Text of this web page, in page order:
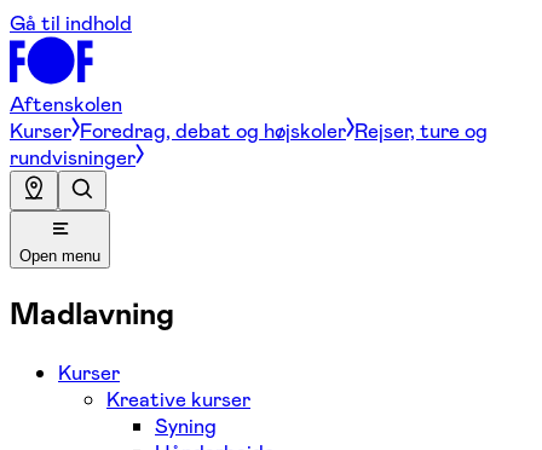
Gå til indhold
Aftenskolen
Kurser Foredrag, debat og højskoler Rejser, ture og
rundvisninger
Open menu
Madlavning
Kurser
Kreative kurser
Syning